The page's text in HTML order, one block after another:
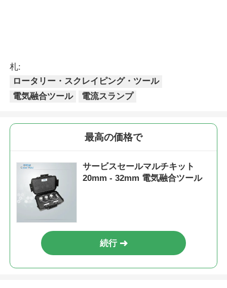
分岐アウトレット ロー
タリー削り工具 電融ツ
お問い合わせを送信
パイプ ロータリースク
レーパーツール 軽量電
お問い合わせを送信